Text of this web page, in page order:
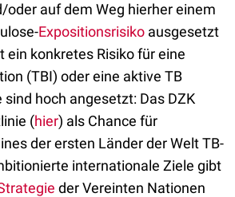
oder auf dem Weg hierher einem
Expositionsrisiko ausgesetzt
ein konkretes Risiko für eine
(TBI) oder eine aktive TB
sind hoch angesetzt: Das DZK
(hier) als Chance für
der ersten Länder der Welt TB-
internationale Ziele gibt
der Vereinten Nationen